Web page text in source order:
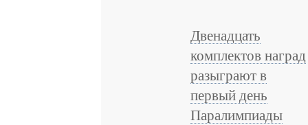
Двенадцать
комплектов наград
разыграют в
первый день
Паралимпиады